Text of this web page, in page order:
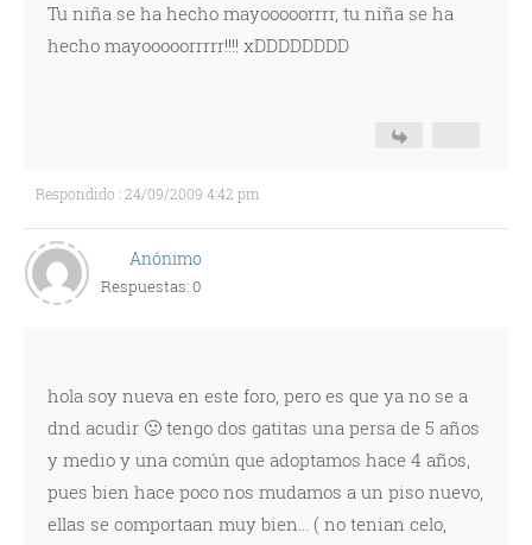
Tu niña se ha hecho mayooooorrrr, tu niña se ha
hecho mayooooorrrrr!!!! xDDDDDDDD
Respondido : 24/09/2009 4:42 pm
Anónimo
Respuestas: 0
hola soy nueva en este foro, pero es que ya no se a
dnd acudir 🙁 tengo dos gatitas una persa de 5 años
y medio y una común que adoptamos hace 4 años,
pues bien hace poco nos mudamos a un piso nuevo,
ellas se comportaan muy bien... ( no tenian celo,